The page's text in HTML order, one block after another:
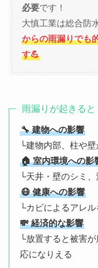
必要です！
大慎工業は総合防
からの雨漏りでも
す💪
雨漏りが起きると
🔧 建物への影響
└建物内部、柱や
🏠 室内環境への影
└天井・壁のシミ
😷 健康への影響
└カビによるアレ
💸 経済的な影響
└放置すると被害
応になりえる